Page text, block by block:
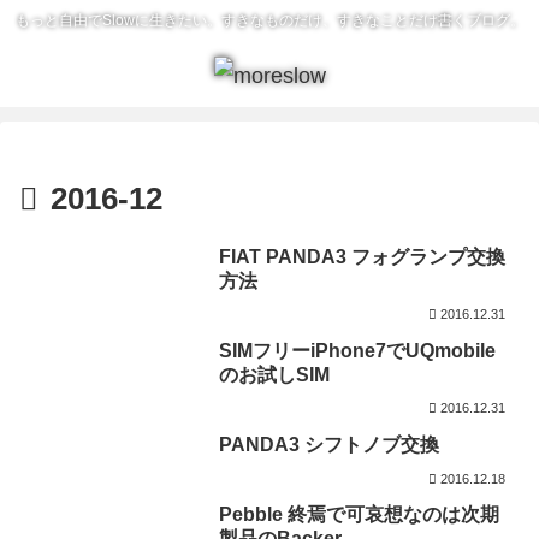
もっと自由でSlowに生きたい。すきなものだけ、すきなことだけ書くブログ。
2016-12
FIAT PANDA3 フォグランプ交換
方法
2016.12.31
SIMフリーiPhone7でUQmobile
のお試しSIM
2016.12.31
PANDA3 シフトノブ交換
2016.12.18
Pebble 終焉で可哀想なのは次期